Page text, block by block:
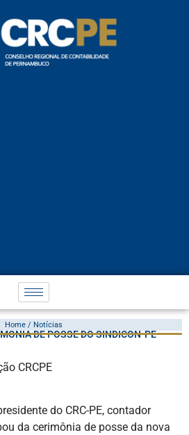
DE POSSE DO SINDICON-PE
Home / Notícias
CRCPE
do CRC-PE, contador
da cerimônia de posse da nova